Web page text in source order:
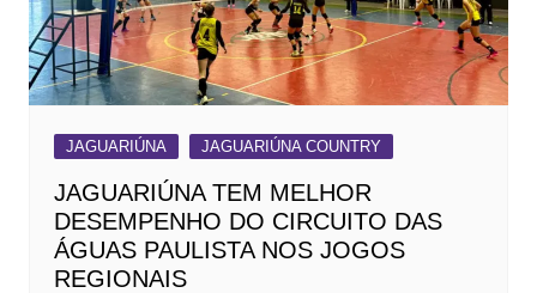
JAGUARIÚNA JAGUARIÚNA COUNTRY
JAGUARIÚNA TEM MELHOR
DESEMPENHO DO CIRCUITO DAS
ÁGUAS PAULISTA NOS JOGOS
REGIONAIS